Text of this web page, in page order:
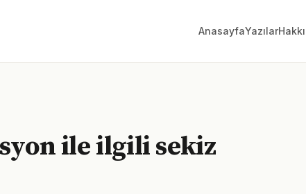
AnasayfaYazılar
ile ilgili sekiz